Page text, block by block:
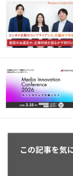
この記事を気